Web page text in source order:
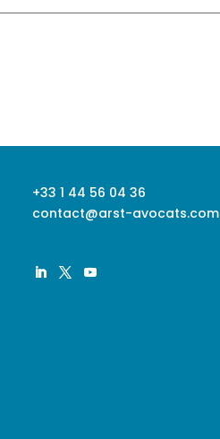
+33 1 44 56 04 36
contact@arst-avocats.com